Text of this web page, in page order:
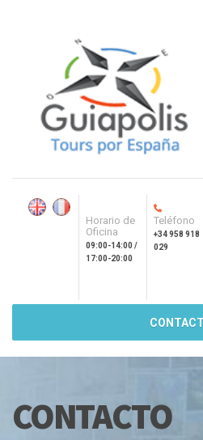
Horario de
Oficina
09:00-14:00 /
17:00-20:00
Teléfono
+34 958 918
029
CONTACTO